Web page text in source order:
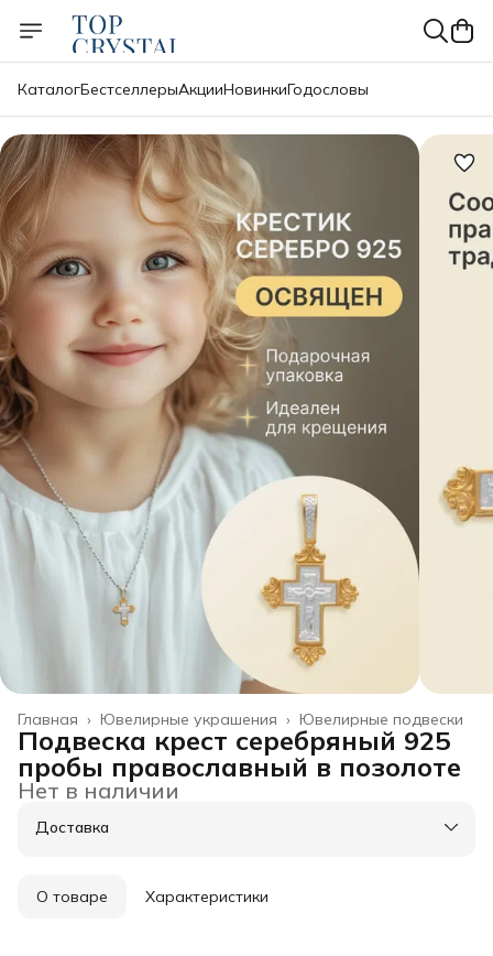
КаталогБестселлерыАкцииНовинкиГодословы
Ювелирные подвески
Ювелирные украшения ›
Главная ›
Подвеска крест серебряный 925
пробы православный в позолоте
Нет в наличии
Доставка
О товаре Характеристики